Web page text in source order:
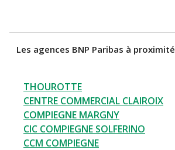
Les agences BNP Paribas à proximité
THOUROTTE
CENTRE COMMERCIAL CLAIROIX
COMPIEGNE MARGNY
CIC COMPIEGNE SOLFERINO
CCM COMPIEGNE